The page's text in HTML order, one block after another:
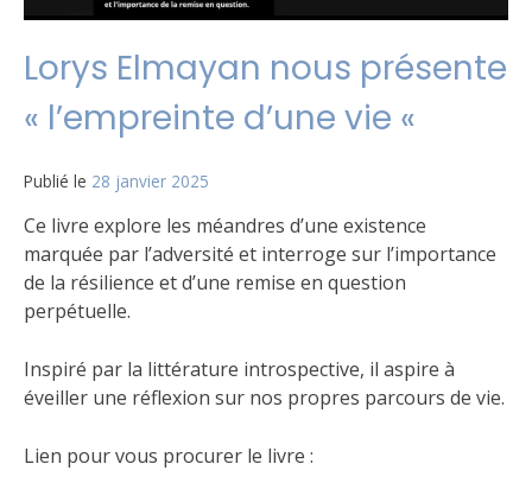
Lorys Elmayan nous présente
« l’empreinte d’une vie «
Publié le 28 janvier 2025
Ce livre explore les méandres d’une existence
marquée par l’adversité et interroge sur l’importance
de la résilience et d’une remise en question
perpétuelle.
Inspiré par la littérature introspective, il aspire à
éveiller une réflexion sur nos propres parcours de vie.
Lien pour vous procurer le livre :